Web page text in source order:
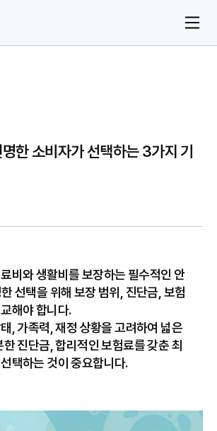
한 소비자가 선택하는 3가지 기
비와 생활비를 보장하는 필수적인 안
선택을 위해 보장 범위, 진단금, 보험
해야 합니다.
, 가족력, 재정 상황을 고려하여 넓은
진단금, 합리적인 보험료를 갖춘 최
택하는 것이 중요합니다.